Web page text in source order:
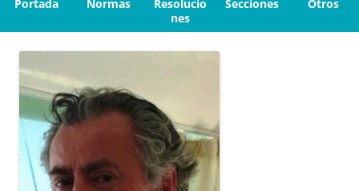
Portada Normas
Resolucio
nes
Secciones Otros